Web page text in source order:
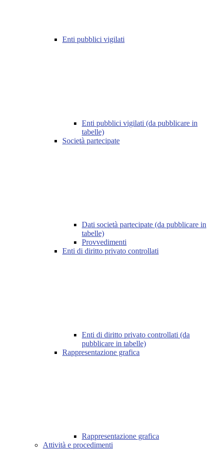
Enti pubblici vigilati
Enti pubblici vigilati (da pubblicare in
tabelle)
Società partecipate
Dati società partecipate (da pubblicare in
tabelle)
Provvedimenti
Enti di diritto privato controllati
Enti di diritto privato controllati (da
pubblicare in tabelle)
Rappresentazione grafica
Rappresentazione grafica
Attività e procedimenti